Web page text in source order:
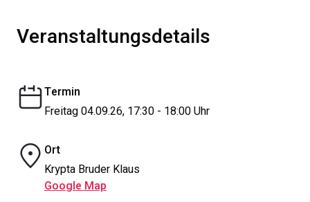
Veranstaltungsdetails
Termin
Freitag 04.09.26, 17:30 - 18:00 Uhr
Ort
Krypta Bruder Klaus
Google Map